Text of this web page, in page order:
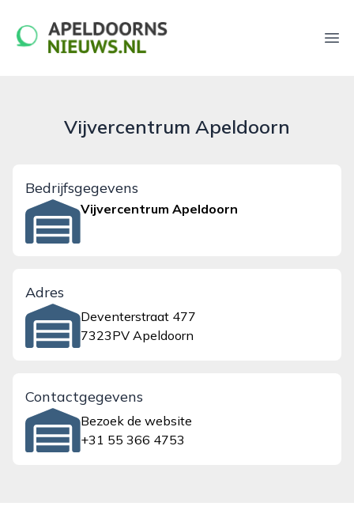
apeldoornsnieuws.nl
Vijvercentrum Apeldoorn
Bedrijfsgegevens
Vijvercentrum Apeldoorn
Adres
Deventerstraat 477
7323PV Apeldoorn
Contactgegevens
Bezoek de website
+31 55 366 4753